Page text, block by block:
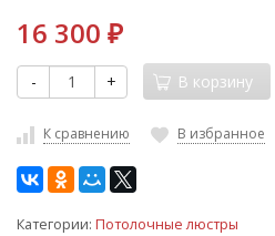
16 300 ₽
- + В корзину
К сравнению В избранное
Категории: Потолочные люстры